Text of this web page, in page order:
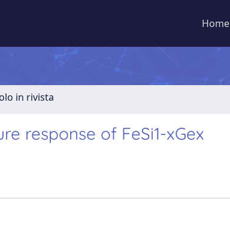
Home
in rivista
response of FeSi1-xGex